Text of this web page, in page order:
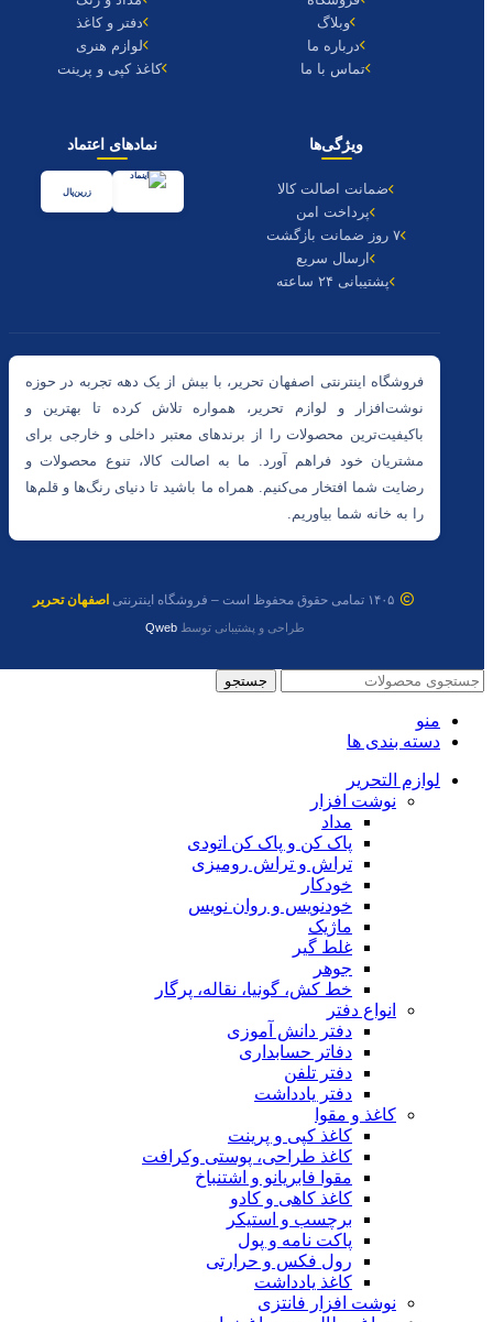
وبلاگ
درباره ما
تماس با ما
دفتر و کاغذ
لوازم هنری
کاغذ کپی و پرینت
ویژگی‌ها
ضمانت اصالت کالا
پرداخت امن
۷ روز ضمانت بازگشت
ارسال سریع
پشتیبانی ۲۴ ساعته
نمادهای اعتماد
زرین‌پال
فروشگاه اینترنتی اصفهان تحریر، با بیش از یک دهه تجربه در حوزه
نوشت‌افزار و لوازم تحریر، همواره تلاش کرده تا بهترین و
باکیفیت‌ترین محصولات را از برندهای معتبر داخلی و خارجی برای
مشتریان خود فراهم آورد. ما به اصالت کالا، تنوع محصولات و
رضایت شما افتخار می‌کنیم. همراه ما باشید تا دنیای رنگ‌ها و قلم‌ها
را به خانه شما بیاوریم.
۱۴۰۵ تمامی حقوق محفوظ است – فروشگاه اینترنتی اصفهان تحریر
طراحی و پشتیبانی توسطQweb
جستجو
منو
دسته بندی ها
لوازم التحریر
نوشت افزار
مداد
پاک کن و پاک کن اتودی
تراش و تراش رومیزی
خودکار
خودنویس و روان نویس
ماژیک
غلط گیر
جوهر
خط کش، گونیا، نقاله، پرگار
انواع دفتر
دفتر دانش آموزی
دفاتر حسابداری
دفتر تلفن
دفتر یادداشت
کاغذ و مقوا
کاغذ کپی و پرینت
کاغذ طراحی، پوستی وکرافت
مقوا فابریانو و اشتنباخ
کاغذ کاهی و کادو
برچسب و استیکر
پاکت نامه و پول
رول فکس و حرارتی
کاغذ یادداشت
نوشت افزار فانتزی